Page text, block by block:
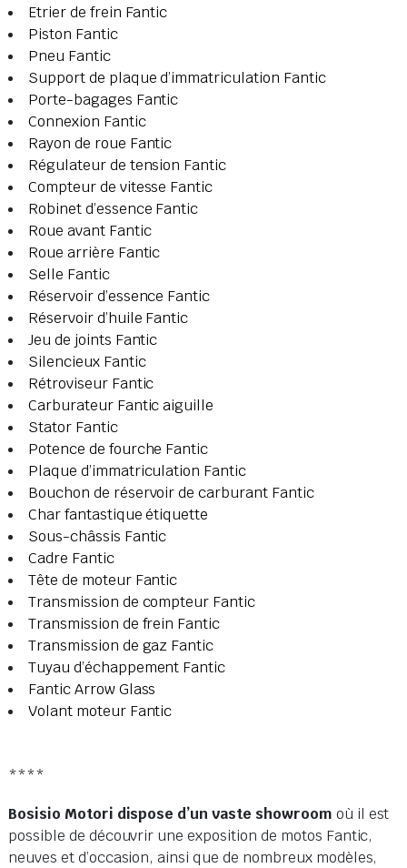
Etrier de frein Fantic
Piston Fantic
Pneu Fantic
Support de plaque d’immatriculation Fantic
Porte-bagages Fantic
Connexion Fantic
Rayon de roue Fantic
Régulateur de tension Fantic
Compteur de vitesse Fantic
Robinet d’essence Fantic
Roue avant Fantic
Roue arrière Fantic
Selle Fantic
Réservoir d’essence Fantic
Réservoir d’huile Fantic
Jeu de joints Fantic
Silencieux Fantic
Rétroviseur Fantic
Carburateur Fantic aiguille
Stator Fantic
Potence de fourche Fantic
Plaque d’immatriculation Fantic
Bouchon de réservoir de carburant Fantic
Char fantastique étiquette
Sous-châssis Fantic
Cadre Fantic
Tête de moteur Fantic
Transmission de compteur Fantic
Transmission de frein Fantic
Transmission de gaz Fantic
Tuyau d’échappement Fantic
Fantic Arrow Glass
Volant moteur Fantic
****
Bosisio Motori dispose d’un vaste showroom où il est
possible de découvrir une exposition de motos Fantic,
neuves et d’occasion, ainsi que de nombreux modèles,